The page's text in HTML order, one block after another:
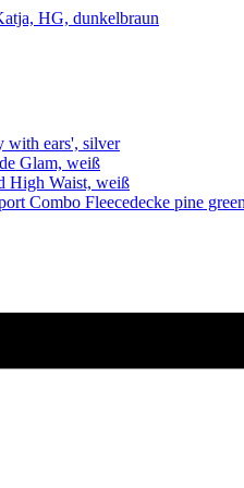
HG, dunkelbraun
with ears', silver
Glam, weiß
High Waist, weiß
Combo Fleecedecke pine